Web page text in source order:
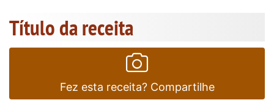
Título da receita
Fez esta receita? Compartilhe